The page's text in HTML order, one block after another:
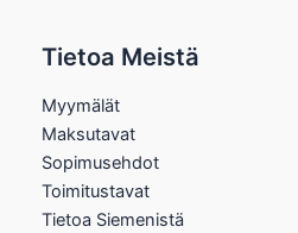
Tietoa Meistä
Myymälät
Maksutavat
Sopimusehdot
Toimitustavat
Tietoa Siemenistä